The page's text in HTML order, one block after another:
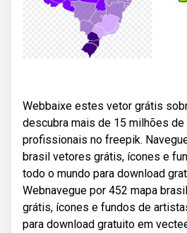
Webbaixe estes vetor grátis
descubra mais de 15 milhões
profissionais no freepik.
brasil vetores grátis, ícones e
todo o mundo para download
Webnavegue por 452 mapa
grátis, ícones e fundos de
para download gratuito em